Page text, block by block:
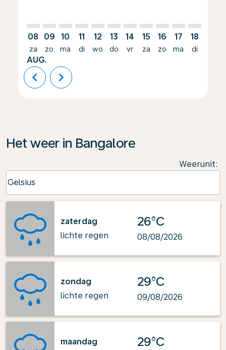
08
za
AUG.
09
zo
10
ma
11
di
12
wo
13
do
14
vr
15
za
16
zo
17
ma
18
di
chevron_left chevron_right
Het weer in Bangalore
Weerunit:
Celsius
keyboard_arrow_down
zaterdag
lichte regen
26°C
08/08/2026
zondag
lichte regen
29°C
09/08/2026
maandag
29°C